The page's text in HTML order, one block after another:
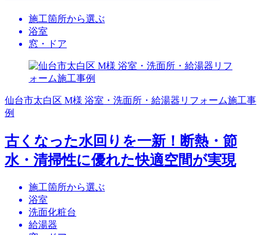
施工箇所から選ぶ
浴室
窓・ドア
仙台市太白区 M様 浴室・洗面所・給湯器リフォーム施工事
例
古くなった水回りを一新！断熱・節
水・清掃性に優れた快適空間が実現
施工箇所から選ぶ
浴室
洗面化粧台
給湯器